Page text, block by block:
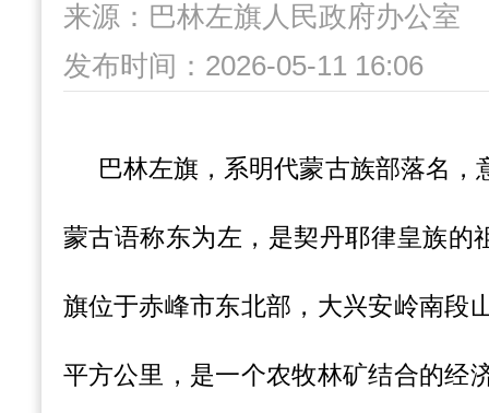
来源：巴林左旗人民政府办公室
发布时间：2026-05-11 16:06
巴林左旗，系明代蒙古族部落名，
蒙古语称东为左，是契丹耶律皇族的
旗位于赤峰市东北部，大兴安岭南段
平方公里，是一个农牧林矿结合的经